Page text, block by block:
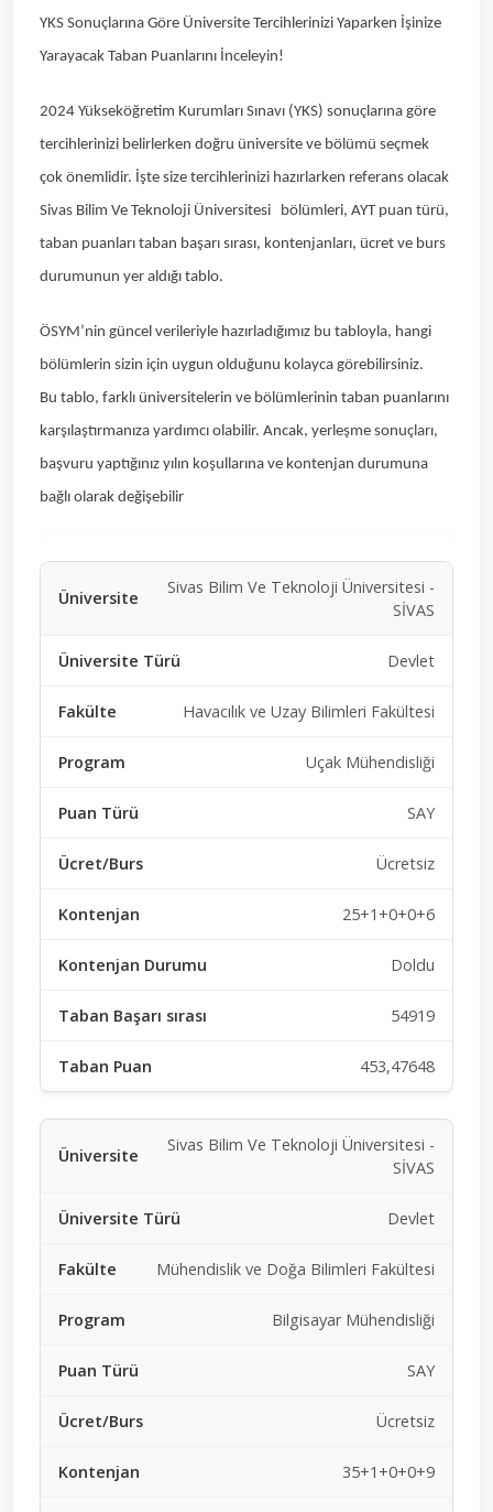
YKS Sonuçlarına Göre Üniversite Tercihlerinizi Yaparken İşinize
Yarayacak Taban Puanlarını İnceleyin!
2024 Yükseköğretim Kurumları Sınavı (YKS) sonuçlarına göre
tercihlerinizi belirlerken doğru üniversite ve bölümü seçmek
çok önemlidir. İşte size tercihlerinizi hazırlarken referans olacak
Sivas Bilim Ve Teknoloji Üniversitesi bölümleri, AYT puan türü,
taban puanları taban başarı sırası, kontenjanları, ücret ve burs
durumunun yer aldığı tablo.
ÖSYM’nin güncel verileriyle hazırladığımız bu tabloyla, hangi
bölümlerin sizin için uygun olduğunu kolayca görebilirsiniz.
Bu tablo, farklı üniversitelerin ve bölümlerinin taban puanlarını
karşılaştırmanıza yardımcı olabilir. Ancak, yerleşme sonuçları,
başvuru yaptığınız yılın koşullarına ve kontenjan durumuna
bağlı olarak değişebilir
Sivas Bilim Ve Teknoloji Üniversitesi -
SİVAS
Devlet
Havacılık ve Uzay Bilimleri Fakültesi
Uçak Mühendisliği
SAY
Ücretsiz
25+1+0+0+6
Doldu
54919
453,47648
Sivas Bilim Ve Teknoloji Üniversitesi -
SİVAS
Devlet
Mühendislik ve Doğa Bilimleri Fakültesi
Bilgisayar Mühendisliği
SAY
Ücretsiz
35+1+0+0+9